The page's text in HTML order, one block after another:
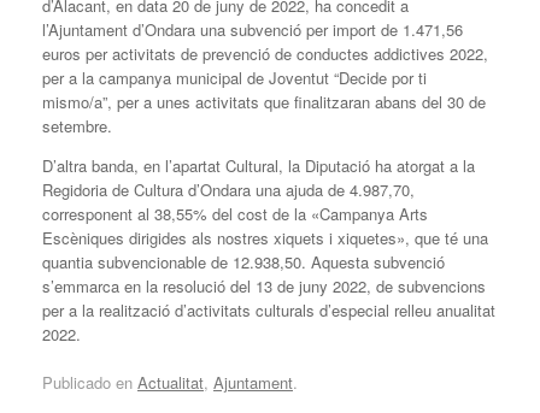
d’Alacant, en data 20 de juny de 2022, ha concedit a
l’Ajuntament d’Ondara una subvenció per import de 1.471,56
euros per activitats de prevenció de conductes addictives 2022,
per a la campanya municipal de Joventut “Decide por ti
mismo/a”, per a unes activitats que finalitzaran abans del 30 de
setembre.
D’altra banda, en l’apartat Cultural, la Diputació ha atorgat a la
Regidoria de Cultura d’Ondara una ajuda de 4.987,70,
corresponent al 38,55% del cost de la «Campanya Arts
Escèniques dirigides als nostres xiquets i xiquetes», que té una
quantia subvencionable de 12.938,50. Aquesta subvenció
s’emmarca en la resolució del 13 de juny 2022, de subvencions
per a la realització d’activitats culturals d’especial relleu anualitat
2022.
Publicado en Actualitat, Ajuntament.